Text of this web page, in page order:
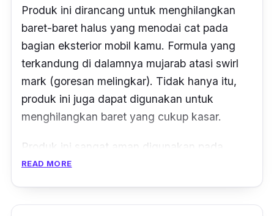
Produk ini dirancang untuk menghilangkan
baret-baret halus yang menodai cat pada
bagian eksterior mobil kamu. Formula yang
terkandung di dalamnya mujarab atasi swirl
mark (goresan melingkar). Tidak hanya itu,
produk ini juga dapat digunakan untuk
menghilangkan baret yang cukup kasar.
Produk ini sangat aman digunakan pada
berbagai macam permukaan. Beberapa
READ MORE